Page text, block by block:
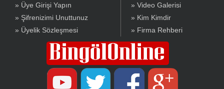
» Üye Girişi Yapın
» Şifrenizimi Unuttunuz
» Üyelik Sözleşmesi
» Video Galerisi
» Kim Kimdir
» Firma Rehberi